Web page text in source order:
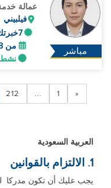
مباشر
عمالة
فيلبيني
7خبرتك
من 18 Aug 2026 | دوام كامل
نشط
«
1
...
212
العربية السعودية
1. الالتزام بالقوانين
يجب عليك أن تكون مدركا